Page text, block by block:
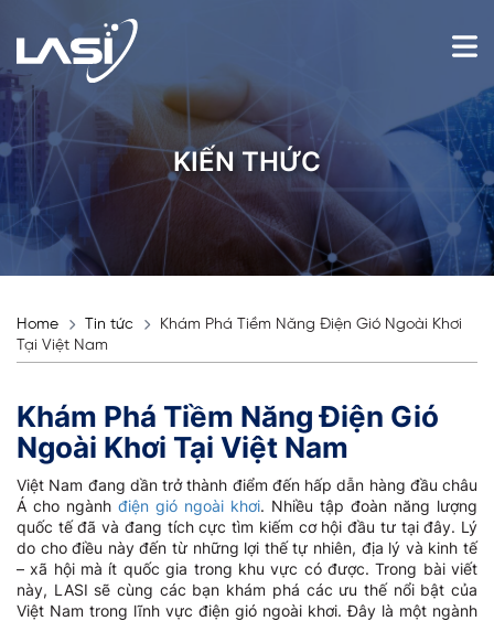
KIẾN THỨC
Home Tin tức
Khám Phá Tiềm Năng Điện Gió Ngoài Khơi
Tại Việt Nam
Khám Phá Tiềm Năng Điện Gió
Ngoài Khơi Tại Việt Nam
Việt Nam đang dần trở thành điểm đến hấp dẫn hàng đầu châu
Á cho ngành điện gió ngoài khơi. Nhiều tập đoàn năng lượng
quốc tế đã và đang tích cực tìm kiếm cơ hội đầu tư tại đây. Lý
do cho điều này đến từ những lợi thế tự nhiên, địa lý và kinh tế
– xã hội mà ít quốc gia trong khu vực có được. Trong bài viết
này, LASI sẽ cùng các bạn khám phá các ưu thế nổi bật của
Việt Nam trong lĩnh vực điện gió ngoài khơi. Đây là một ngành